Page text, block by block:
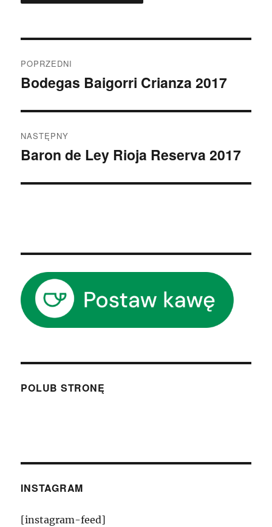
wpisu
POPRZEDNI
Poprzedni
Bodegas Baigorri Crianza 2017
NASTĘPNY
Następny
Baron de Ley Rioja Reserva 2017
POLUB STRONĘ
INSTAGRAM
[instagram-feed]